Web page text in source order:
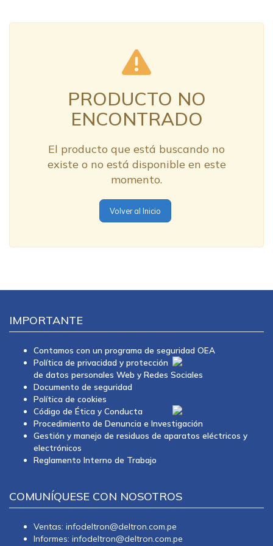
PRODUCTO NO
ENCONTRADO
El producto que está buscando no
existe o no está disponible en este
momento.
Volver al Inicio
IMPORTANTE
Contamos con un programa de seguridad OEA
Política de privacidad y protección
de datos personales Web y Redes Sociales
Documento de seguridad
Política de cookies
Código de Ética y Conducta
Procedimiento de Denuncia e Investigación
Gestión y manejo de residuos de aparatos eléctricos y
electrónicos
Reglamento Interno de Trabajo
COMUNÍQUESE CON NOSOTROS
Ventas: infodeltron@deltron.com.pe
Informes: infodeltron@deltron.com.pe